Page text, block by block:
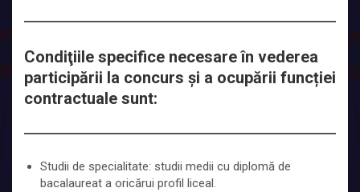
Condiţiile specifice necesare în vederea
participării la concurs şi a ocupării funcției
contractuale sunt:
Studii de specialitate: studii medii cu diplomă de
bacalaureat a oricărui profil liceal.